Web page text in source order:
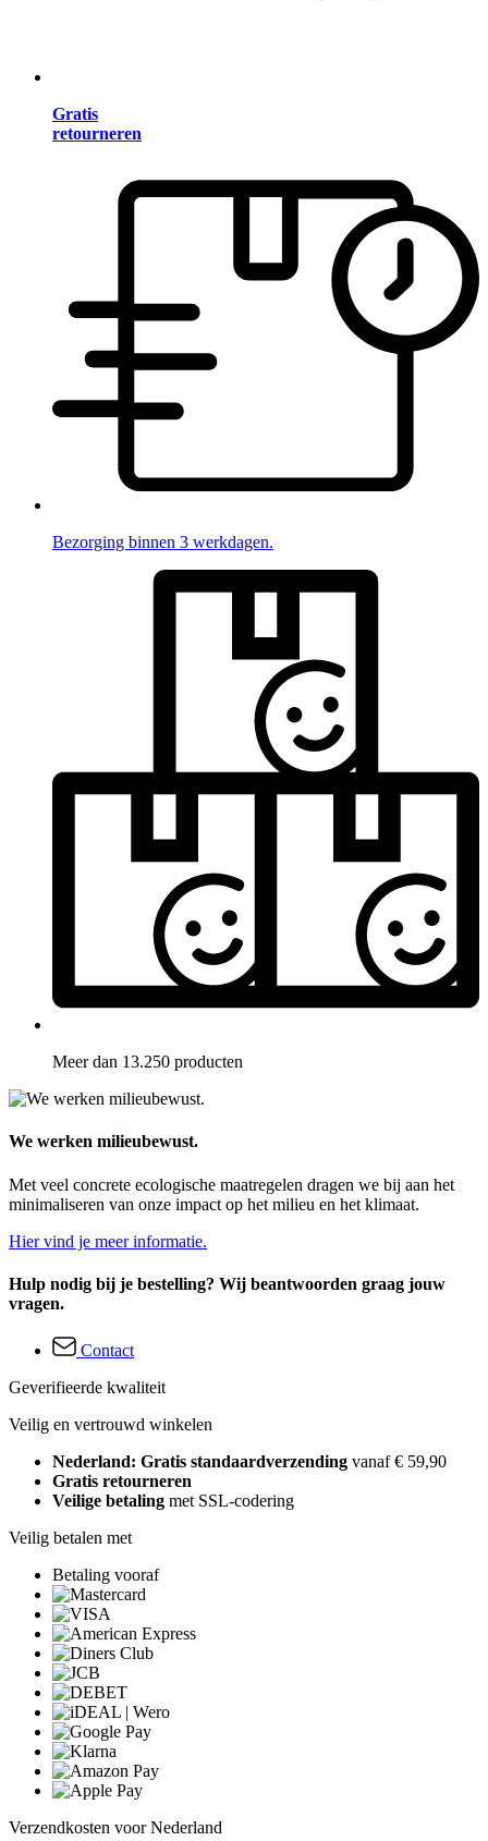
Gratis
retourneren
Bezorging binnen 3 werkdagen.
Meer dan 13.250 producten
We werken milieubewust.
Met veel concrete ecologische maatregelen dragen we bij aan het
minimaliseren van onze impact op het milieu en het klimaat.
Hier vind je meer informatie.
Hulp nodig bij je bestelling? Wij beantwoorden graag jouw
vragen.
Contact
Geverifieerde kwaliteit
Veilig en vertrouwd winkelen
Nederland: Gratis standaardverzending vanaf € 59,90
Gratis retourneren
Veilige betaling met SSL-codering
Veilig betalen met
Betaling vooraf
Verzendkosten voor Nederland